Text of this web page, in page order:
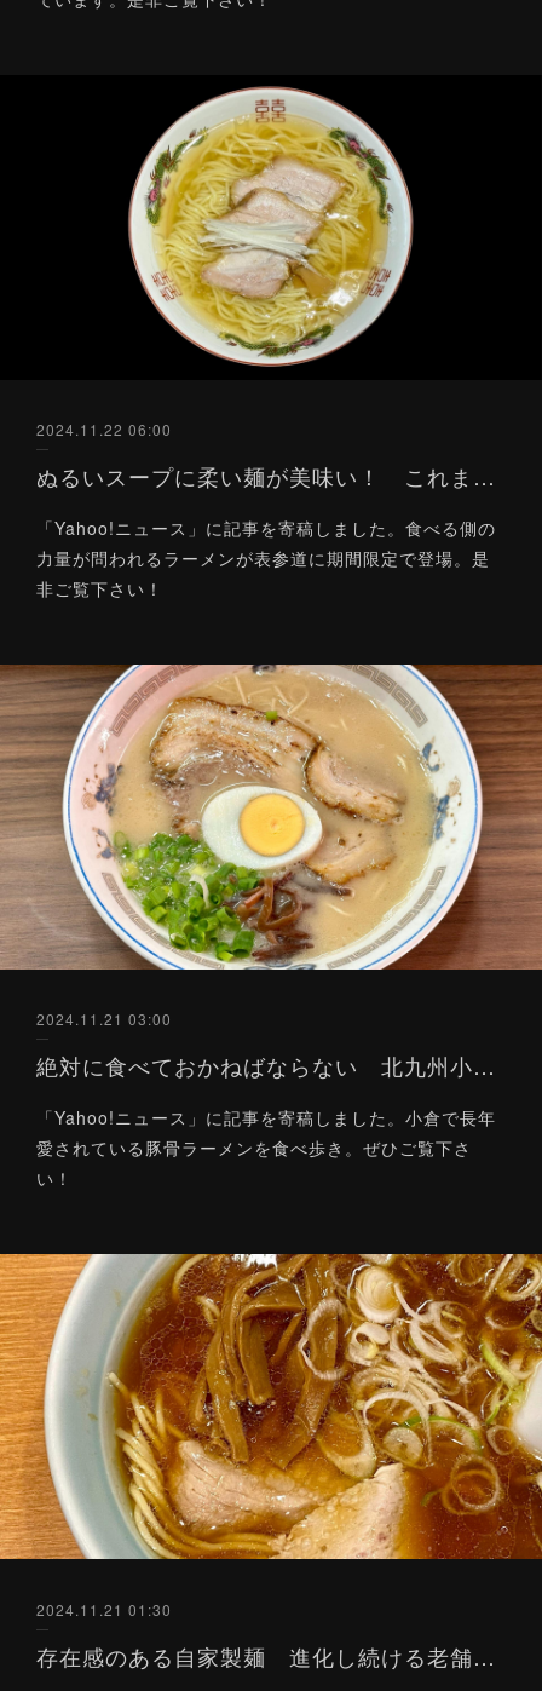
2024.11.22 06:00
ぬるいスープに柔い麺が美味い！ これまでの常識が覆されるラーメンとは？（Yahoo!ニュース）11/22
「Yahoo!ニュース」に記事を寄稿しました。食べる側の
力量が問われるラーメンが表参道に期間限定で登場。是
非ご覧下さい！
2024.11.21 03:00
絶対に食べておかねばならない 北九州小倉の豚骨ラーメン「定番」３軒（Yahoo!ニュース）11/21
「Yahoo!ニュース」に記事を寄稿しました。小倉で長年
愛されている豚骨ラーメンを食べ歩き。ぜひご覧下さ
い！
2024.11.21 01:30
存在感のある自家製麺 進化し続ける老舗の中華そば【ラーメン評論家の覆面ラーメン批評６】（Yahoo!ニュース）11/21